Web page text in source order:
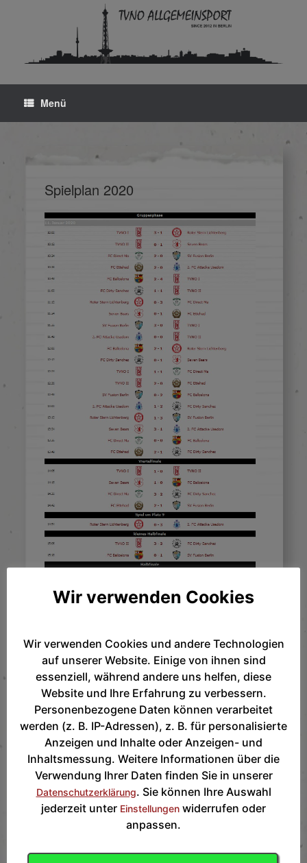
Menü
Spielplan 2020
des TVNO Neujahrsturnier 2020
Wir verwenden Cookies
Wir verwenden Cookies und andere Technologien
auf unserer Website. Einige von ihnen sind
essenziell, während andere uns helfen, diese
Website und Ihre Erfahrung zu verbessern.
Personenbezogene Daten können verarbeitet
werden (z. B. IP-Adressen), z. B. für personalisierte
Anzeigen und Inhalte oder Anzeigen- und
Inhaltsmessung. Weitere Informationen über die
Verwendung Ihrer Daten finden Sie in unserer
Datenschutzerklärung. Sie können Ihre Auswahl
jederzeit unter Einstellungen widerrufen oder
anpassen.